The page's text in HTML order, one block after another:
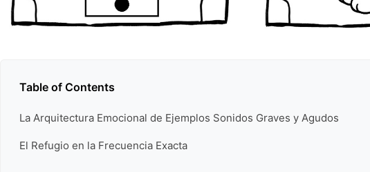
Table of Contents
La Arquitectura Emocional de Ejemplos Sonidos Graves y Agudos
El Refugio en la Frecuencia Exacta